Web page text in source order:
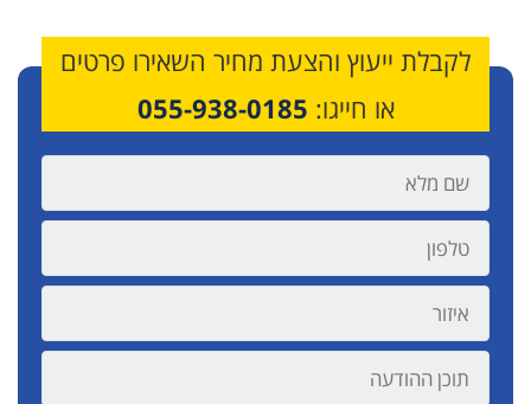
לקבלת ייעוץ והצעת מחיר השאירו פרטים
או חייגו: 055-938-0185